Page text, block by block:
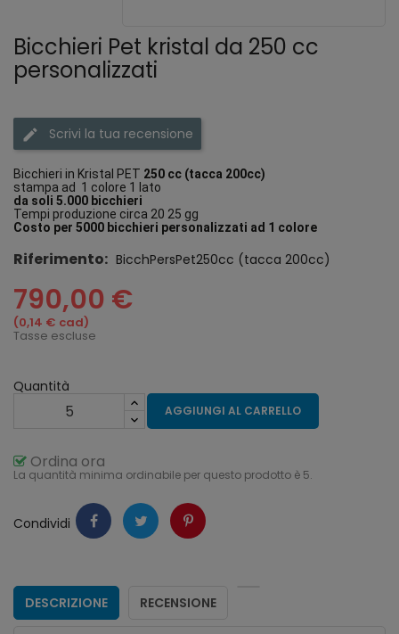
Bicchieri Pet kristal da 250 cc
personalizzati
Scrivi la tua recensione
Bicchieri in Kristal PET 250 cc (tacca 200cc)
stampa ad 1 colore 1 lato
da soli 5.000 bicchieri
Tempi produzione circa 20 25 gg
Costo per 5000 bicchieri personalizzati ad 1 colore
Riferimento: BicchPersPet250cc (tacca 200cc)
790,00 €
(0,14 € cad)
Tasse escluse
Quantità
AGGIUNGI AL CARRELLO
Ordina ora
La quantità minima ordinabile per questo prodotto è 5.
Condividi
DESCRIZIONE RECENSIONE